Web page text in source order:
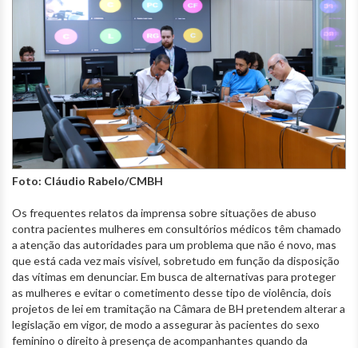
Foto: Cláudio Rabelo/CMBH
Os frequentes relatos da imprensa sobre situações de abuso
contra pacientes mulheres em consultórios médicos têm chamado
a atenção das autoridades para um problema que não é novo, mas
que está cada vez mais visível, sobretudo em função da disposição
das vítimas em denunciar. Em busca de alternativas para proteger
as mulheres e evitar o cometimento desse tipo de violência, dois
projetos de lei em tramitação na Câmara de BH pretendem alterar a
legislação em vigor, de modo a assegurar às pacientes do sexo
feminino o direito à presença de acompanhantes quando da